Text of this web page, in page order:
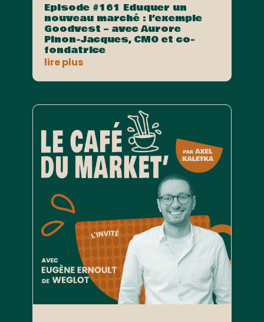
Episode #161 Eduquer un
nouveau marché : l’exemple
Goodvest – avec Aurore
Pinon-Jacques, CMO et co-
fondatrice
lire plus